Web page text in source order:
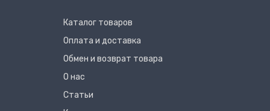
Каталог товаров
Оплата и доставка
Обмен и возврат товара
О нас
Статьи